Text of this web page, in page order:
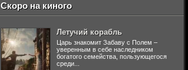
Скоро на киного
Летучий корабль
Царь знакомит Забаву с Полем –
уверенным в себе наследником
богатого семейства, пользующегося
среди...